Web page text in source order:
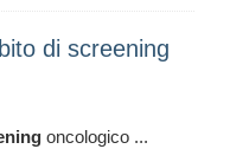
di screening
oncologico ...